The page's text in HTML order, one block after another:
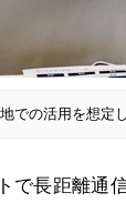
での活用を想定
で長距離通